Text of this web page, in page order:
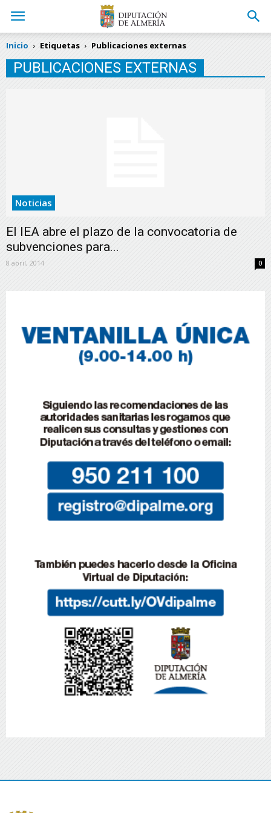
Inicio Etiquetas Publicaciones externas
PUBLICACIONES EXTERNAS
Noticias
El IEA abre el plazo de la convocatoria de
subvenciones para...
8 abril, 2014 0